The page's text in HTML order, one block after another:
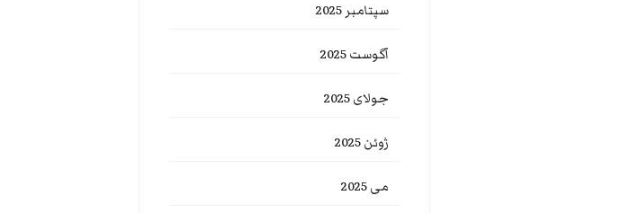
سپتامبر 2025
آگوست 2025
جولای 2025
ژوئن 2025
می 2025